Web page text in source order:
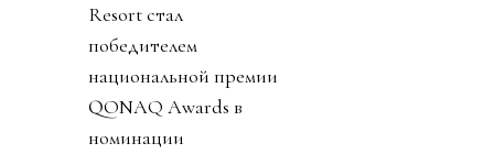
Resort стал
победителем
национальной премии
QONAQ Awards в
номинации